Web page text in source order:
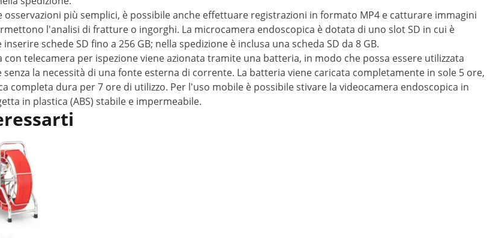
osservazioni più semplici, è possibile anche effettuare registrazioni in formato MP4 e catturare immagini
l'analisi di fratture o ingorghi. La microcamera endoscopica è dotata di uno slot SD in cui è
inserire schede SD fino a 256 GB; nella spedizione è inclusa una scheda SD da 8 GB.
con telecamera per ispezione viene azionata tramite una batteria, in modo che possa essere utilizzata
senza la necessità di una fonte esterna di corrente. La batteria viene caricata completamente in sole 5 ore,
completa dura per 7 ore di utilizzo. Per l'uso mobile è possibile stivare la videocamera endoscopica in
in plastica (ABS) stabile e impermeabile.